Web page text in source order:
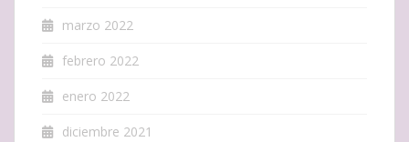
marzo 2022
febrero 2022
enero 2022
diciembre 2021